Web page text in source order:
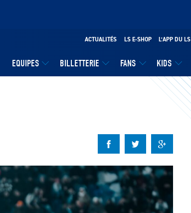
EQUIPES BILLETTERIE FANS KIDS
ACTUALITÉS LS E-SHOP L’APP DU LS